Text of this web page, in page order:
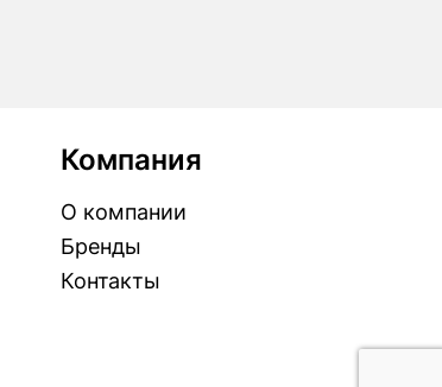
Компания
О компании
Бренды
Контакты